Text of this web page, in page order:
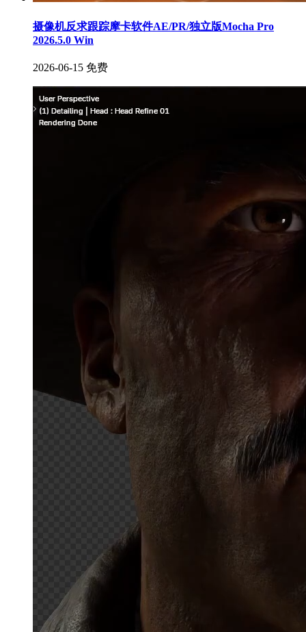
摄像机反求跟踪摩卡软件AE/PR/独立版Mocha Pro
2026.5.0 Win
2026-06-15 免费